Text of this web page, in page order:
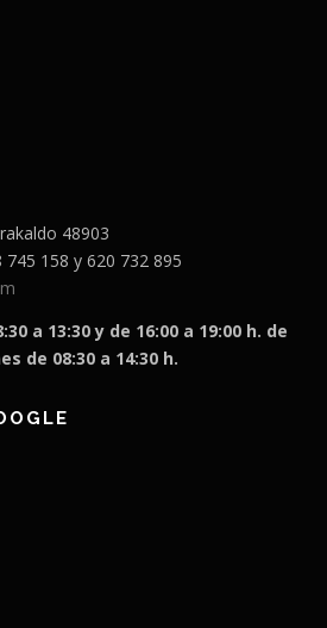
48903
158 y 620 732 895
a 13:30 y de 16:00 a 19:00 h. de
de 08:30 a 14:30 h.